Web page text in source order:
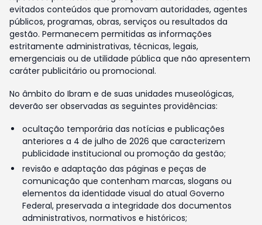
evitados conteúdos que promovam autoridades, agentes
públicos, programas, obras, serviços ou resultados da
gestão. Permanecem permitidas as informações
estritamente administrativas, técnicas, legais,
emergenciais ou de utilidade pública que não apresentem
caráter publicitário ou promocional.
No âmbito do Ibram e de suas unidades museológicas,
deverão ser observadas as seguintes providências:
ocultação temporária das notícias e publicações
anteriores a 4 de julho de 2026 que caracterizem
publicidade institucional ou promoção da gestão;
revisão e adaptação das páginas e peças de
comunicação que contenham marcas, slogans ou
elementos da identidade visual do atual Governo
Federal, preservada a integridade dos documentos
administrativos, normativos e históricos;